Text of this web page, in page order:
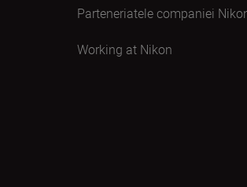
Parteneriatele companiei
Working at Nikon